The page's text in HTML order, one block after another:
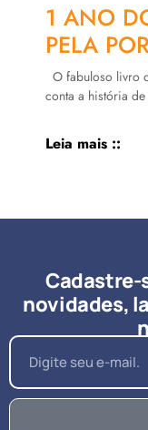
1 ANO
PELA
O fabuloso livro
conta a história
Leia mais ::
Cadastre-
novidades,